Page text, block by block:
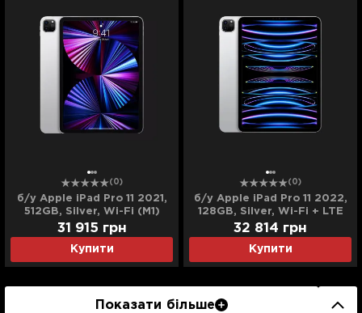
(0)
б/у Apple iPad Pro 11 2021,
512GB, Silver, Wi-Fi (M1)
(MHQX3)
Купити
31 915 грн
(0)
б/у Apple iPad Pro 11 2022,
128GB, Silver, Wi-Fi + LTE
(M2) (MP563/MNYD3)
Купити
32 814 грн
Показати більше